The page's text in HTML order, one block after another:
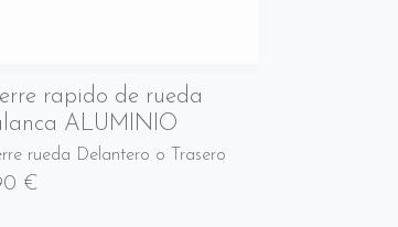
rapido de rueda
ALUMINIO
rueda Delantero o Trasero
€